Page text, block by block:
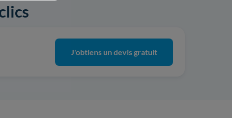
J'obtiens un devis gratuit